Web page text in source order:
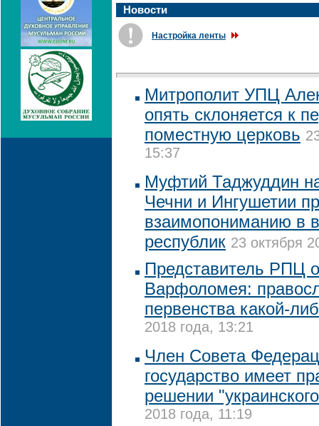
Новости
Настройка ленты
Митрополит УПЦ
опять склоняется к
поместную церковь
15:37
Муфтий Таджуддин
Чечни и Ингушетии
взаимопониманию в
республик 23 октября
Представитель РПЦ
Варфоломея:
первенства какой-
2018 года, 13:21
Член Совета
государство имеет
решении
2018 года, 11:19